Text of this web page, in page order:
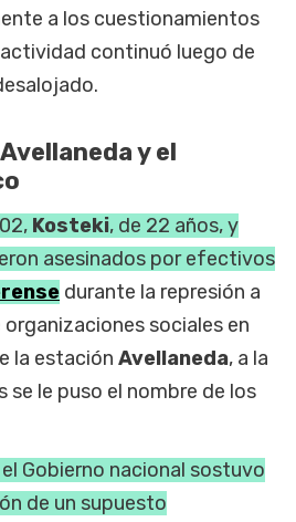
a los cuestionamientos
continuó luego de
y el
Kosteki, de 22 años, y
asesinados por efectivos
durante la represión a
sociales en
la estación Avellaneda, a la
se le puso el nombre de los
el Gobierno nacional sostuvo
de un supuesto